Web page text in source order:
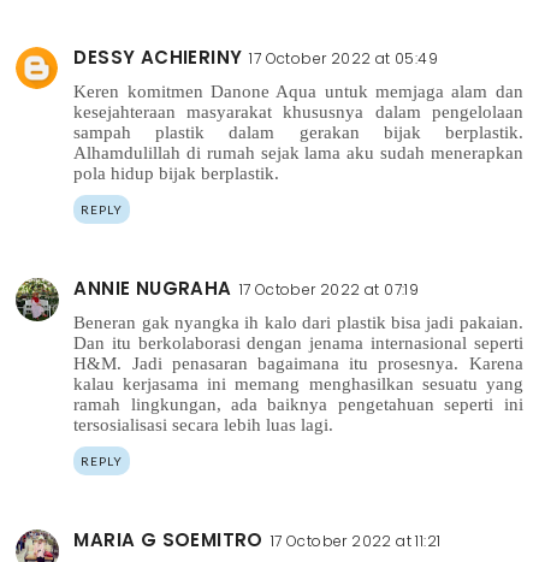
DESSY ACHIERINY 17 October 2022 at 05:49
Keren komitmen Danone Aqua untuk memjaga alam dan
kesejahteraan masyarakat khususnya dalam pengelolaan
sampah plastik dalam gerakan bijak berplastik.
Alhamdulillah di rumah sejak lama aku sudah menerapkan
pola hidup bijak berplastik.
REPLY
ANNIE NUGRAHA 17 October 2022 at 07:19
Beneran gak nyangka ih kalo dari plastik bisa jadi pakaian.
Dan itu berkolaborasi dengan jenama internasional seperti
H&M. Jadi penasaran bagaimana itu prosesnya. Karena
kalau kerjasama ini memang menghasilkan sesuatu yang
ramah lingkungan, ada baiknya pengetahuan seperti ini
tersosialisasi secara lebih luas lagi.
REPLY
MARIA G SOEMITRO 17 October 2022 at 11:21